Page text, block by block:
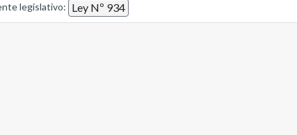
legislativo: Ley Nº 934